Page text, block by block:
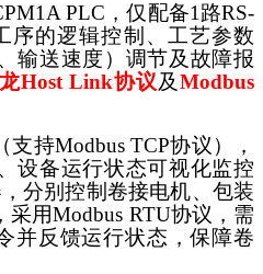
PLC，仅配备1路RS-
序的逻辑控制、工艺参数
输送速度）调节及故障报
Host Link协议及Modbus
（支持Modbus TCP协议），
设备运行状态可视化监控
分别控制卷接电机、包装
用Modbus RTU协议，需
并反馈运行状态，保障卷